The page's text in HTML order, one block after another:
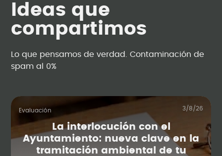
Ideas que
compartimos
Lo que pensamos de verdad. Contaminación de
spam al 0%
Evaluación 3/8/26
La interlocución con el
Ayuntamiento: nueva clave en la
tramitación ambiental de tu